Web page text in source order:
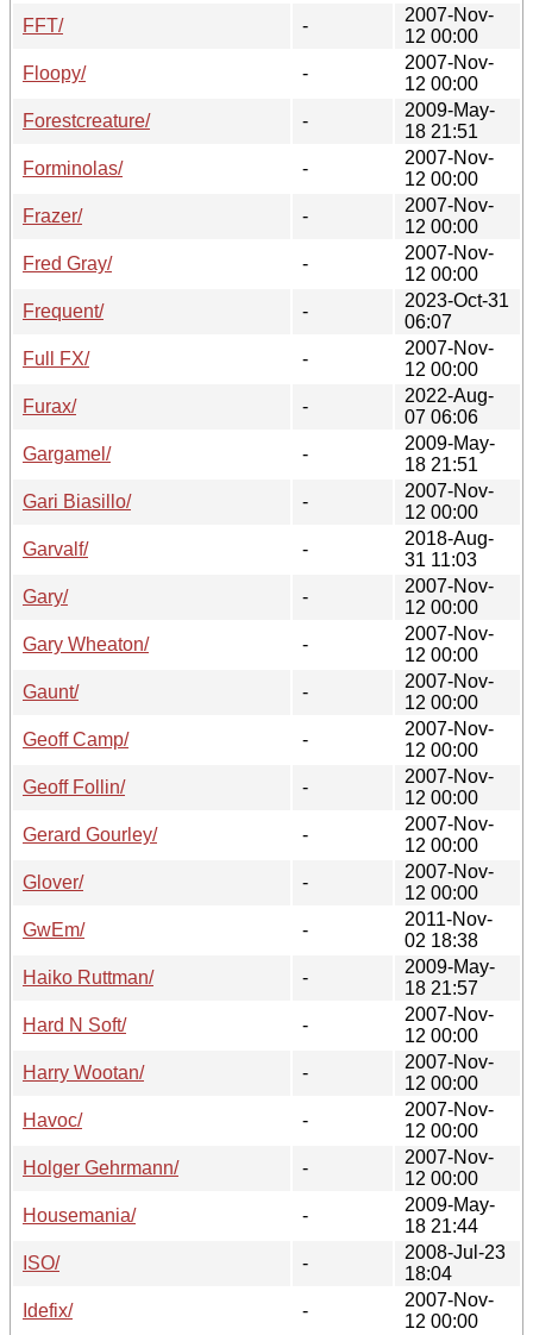
FFT/
-
2007-Nov-
12 00:00
Floopy/
-
2007-Nov-
12 00:00
Forestcreature/
-
2009-May-
18 21:51
Forminolas/
-
2007-Nov-
12 00:00
Frazer/
-
2007-Nov-
12 00:00
Fred Gray/
-
2007-Nov-
12 00:00
Frequent/
-
2023-Oct-31
06:07
Full FX/
-
2007-Nov-
12 00:00
Furax/
-
2022-Aug-
07 06:06
Gargamel/
-
2009-May-
18 21:51
Gari Biasillo/
-
2007-Nov-
12 00:00
Garvalf/
-
2018-Aug-
31 11:03
Gary/
-
2007-Nov-
12 00:00
Gary Wheaton/
-
2007-Nov-
12 00:00
Gaunt/
-
2007-Nov-
12 00:00
Geoff Camp/
-
2007-Nov-
12 00:00
Geoff Follin/
-
2007-Nov-
12 00:00
Gerard Gourley/
-
2007-Nov-
12 00:00
Glover/
-
2007-Nov-
12 00:00
GwEm/
-
2011-Nov-
02 18:38
Haiko Ruttman/
-
2009-May-
18 21:57
Hard N Soft/
-
2007-Nov-
12 00:00
Harry Wootan/
-
2007-Nov-
12 00:00
Havoc/
-
2007-Nov-
12 00:00
Holger Gehrmann/
-
2007-Nov-
12 00:00
Housemania/
-
2009-May-
18 21:44
ISO/
-
2008-Jul-23
18:04
Idefix/
-
2007-Nov-
12 00:00